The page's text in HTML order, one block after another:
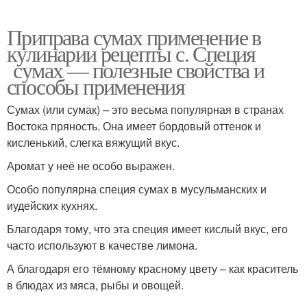
Приправа сумах применение в
кулинарии рецепты с. Специя
сумах — полезные свойства и
способы применения
Сумах (или сумак) – это весьма популярная в странах
Востока пряность. Она имеет бордовый оттенок и
кисленький, слегка вяжущий вкус.
Аромат у неё не особо выражен.
Особо популярна специя сумах в мусульманских и
иудейских кухнях.
Благодаря тому, что эта специя имеет кислый вкус, его
часто используют в качестве лимона.
А благодаря его тёмному красному цвету – как краситель
в блюдах из мяса, рыбы и овощей.